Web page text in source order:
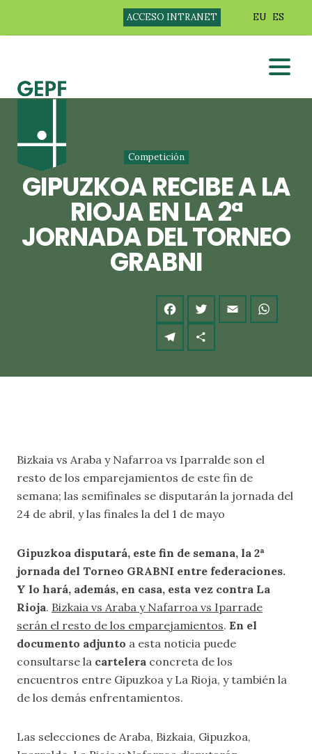
ACCESO INTRANET EU ES
Competición
GIPUZKOA RECIBE A LA
RIOJA EN LA 2ª
JORNADA DEL TORNEO
GRABNI
Bizkaia vs Araba y Nafarroa vs Iparralde son el
resto de los emparejamientos de este fin de
semana; las semifinales se disputarán la jornada del
24 de abril, y las finales la del 1 de mayo
Gipuzkoa disputará, este fin de semana, la 2ª
jornada del Torneo GRABNI entre federaciones.
Y lo hará, además, en casa, esta vez contra La
Rioja. Bizkaia vs Araba y Nafarroa vs Iparrade
serán el resto de los emparejamientos. En el
documento adjunto a esta noticia puede
consultarse la cartelera concreta de los
encuentros entre Gipuzkoa y La Rioja, y también la
de los demás enfrentamientos.
Las selecciones de Araba, Bizkaia, Gipuzkoa,